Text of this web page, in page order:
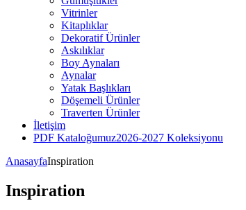
Vitrinler
Kitaplıklar
Dekoratif Ürünler
Askılıklar
Boy Aynaları
Aynalar
Yatak Başlıkları
Döşemeli Ürünler
Traverten Ürünler
İletişim
PDF Kataloğumuz2026-2027 Koleksiyonu
AnasayfaInspiration
Inspiration